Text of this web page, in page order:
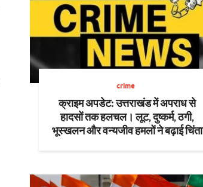
crime
क्राइम अपडेट: उत्तराखंड में अपराध से
हादसों तक हलचल। लूट, दुष्कर्म, ठगी,
भूस्खलन और वन्यजीव हमलों ने बढ़ाई चिंता